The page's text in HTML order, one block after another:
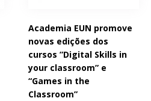
Academia EUN promove
novas edições dos
cursos ”Digital Skills in
your classroom” e
“Games in the
Classroom”